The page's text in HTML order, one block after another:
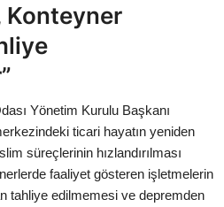
Konteyner
Yönetim Kurulu Başkanı
ticari hayatın yeniden
süreçlerinin hızlandırılması
faaliyet gösteren işletmelerin
tahliye edilmemesi ve depremden